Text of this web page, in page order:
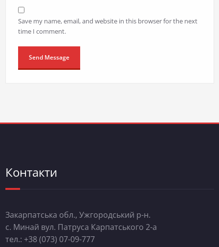
Save my name, email, and website in this browser for the next
time I comment.
Контакти
Закарпатська обл., Ужгородський р-н.
с. Минай вул. Патруса Карпатського 2-а
тел.: +38 (073) 07-09-777